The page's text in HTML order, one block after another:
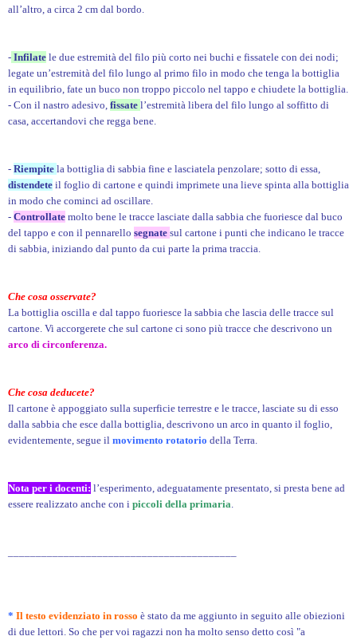
all’altro, a circa 2 cm dal bordo.
- Infilate le due estremità del filo più corto nei buchi e fissatele con dei nodi;
legate un’estremità del filo lungo al primo filo in modo che tenga la bottiglia
in equilibrio, fate un buco non troppo piccolo nel tappo e chiudete la bottiglia.
- Con il nastro adesivo, fissate l’estremità libera del filo lungo al soffitto di
casa, accertandovi che regga bene.
- Riempite la bottiglia di sabbia fine e lasciatela penzolare; sotto di essa,
distendete il foglio di cartone e quindi imprimete una lieve spinta alla bottiglia
in modo che cominci ad oscillare.
- Controllate molto bene le tracce lasciate dalla sabbia che fuoriesce dal buco
del tappo e con il pennarello segnate sul cartone i punti che indicano le tracce
di sabbia, iniziando dal punto da cui parte la prima traccia.
Che cosa osservate?
La bottiglia oscilla e dal tappo fuoriesce la sabbia che lascia delle tracce sul
cartone. Vi accorgerete che sul cartone ci sono più tracce che descrivono un
arco di circonferenza.
Che cosa deducete?
Il cartone è appoggiato sulla superficie terrestre e le tracce, lasciate su di esso
dalla sabbia che esce dalla bottiglia, descrivono un arco in quanto il foglio,
evidentemente, segue il movimento rotatorio della Terra.
Nota per i docenti: l’esperimento, adeguatamente presentato, si presta bene ad
essere realizzato anche con i piccoli della primaria
* Il testo evidenziato in rosso è stato da me aggiunto in seguito alle obiezioni
di due lettori. So che per voi ragazzi non ha molto senso detto così "a